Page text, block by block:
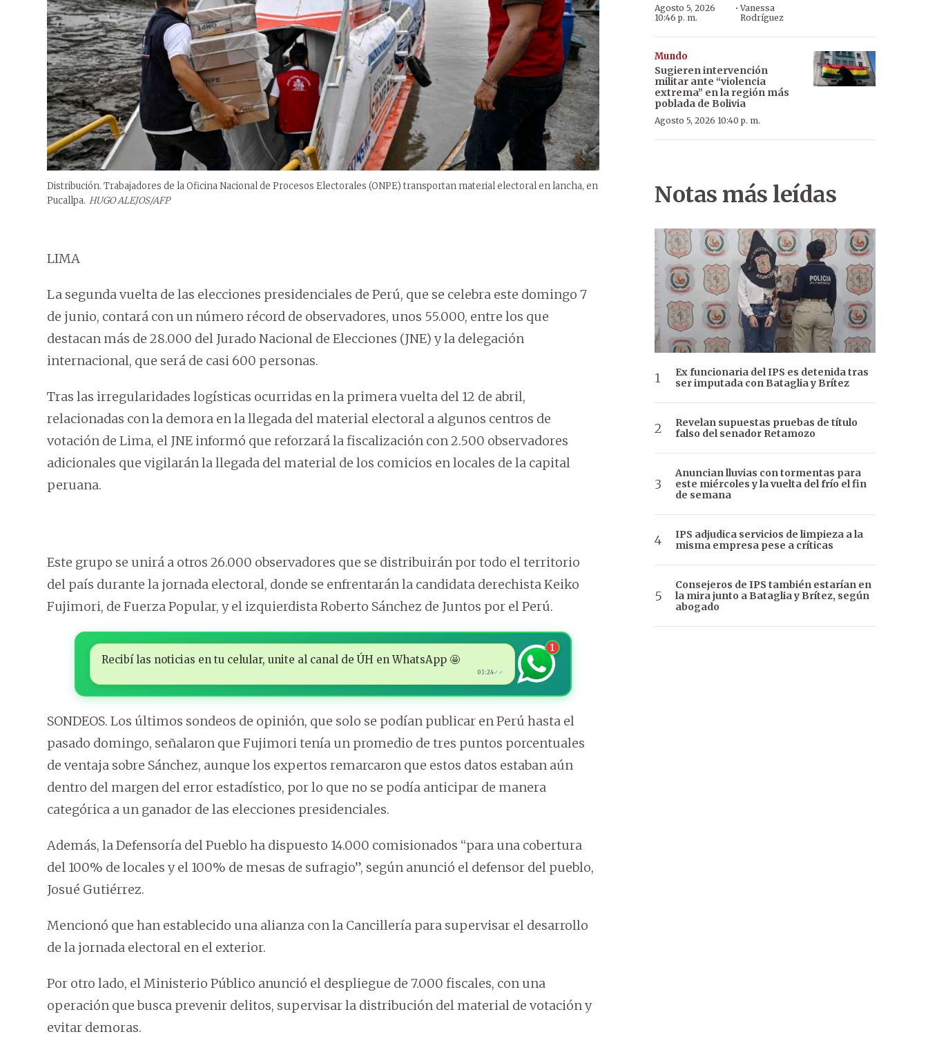
Distribución. Trabajadores de la Oficina Nacional de Procesos Electorales (ONPE) transportan material electoral en lancha, en
Pucallpa. HUGO ALEJOS/AFP
LIMA
La segunda vuelta de las elecciones presidenciales de Perú, que se celebra este domingo 7
de junio, contará con un número récord de observadores, unos 55.000, entre los que
destacan más de 28.000 del Jurado Nacional de Elecciones (JNE) y la delegación
internacional, que será de casi 600 personas.
Tras las irregularidades logísticas ocurridas en la primera vuelta del 12 de abril,
relacionadas con la demora en la llegada del material electoral a algunos centros de
votación de Lima, el JNE informó que reforzará la fiscalización con 2.500 observadores
adicionales que vigilarán la llegada del material de los comicios en locales de la capital
peruana.
Este grupo se unirá a otros 26.000 observadores que se distribuirán por todo el territorio
del país durante la jornada electoral, donde se enfrentarán la candidata derechista Keiko
Fujimori, de Fuerza Popular, y el izquierdista Roberto Sánchez de Juntos por el Perú.
Recibí las noticias en tu celular, unite al canal de ÚH en WhatsApp 🤩
03:24✓✓
1
SONDEOS. Los últimos sondeos de opinión, que solo se podían publicar en Perú hasta el
pasado domingo, señalaron que Fujimori tenía un promedio de tres puntos porcentuales
de ventaja sobre Sánchez, aunque los expertos remarcaron que estos datos estaban aún
dentro del margen del error estadístico, por lo que no se podía anticipar de manera
categórica a un ganador de las elecciones presidenciales.
Además, la Defensoría del Pueblo ha dispuesto 14.000 comisionados “para una cobertura
del 100% de locales y el 100% de mesas de sufragio”, según anunció el defensor del pueblo,
Josué Gutiérrez.
Mencionó que han establecido una alianza con la Cancillería para supervisar el desarrollo
de la jornada electoral en el exterior.
Por otro lado, el Ministerio Público anunció el despliegue de 7.000 fiscales, con una
operación que busca prevenir delitos, supervisar la distribución del material de votación y
evitar demoras.
Agosto 5, 2026
10:46 p. m.
·Vanessa
Rodríguez
Mundo
Sugieren intervención
militar ante “violencia
extrema” en la región más
poblada de Bolivia
Agosto 5, 2026 10:40 p. m.
Notas más leídas
Ex funcionaria del IPS es detenida tras
ser imputada con Bataglia y Brítez
Revelan supuestas pruebas de título
falso del senador Retamozo
Anuncian lluvias con tormentas para
este miércoles y la vuelta del frío el fin
de semana
IPS adjudica servicios de limpieza a la
misma empresa pese a críticas
Consejeros de IPS también estarían en
la mira junto a Bataglia y Brítez, según
abogado